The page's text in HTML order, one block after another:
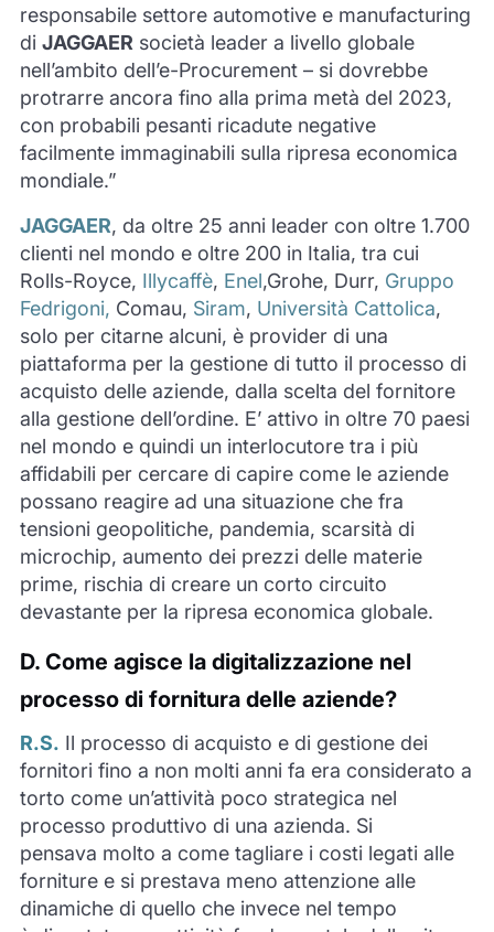
responsabile settore automotive e manufacturing
di JAGGAER società leader a livello globale
nell’ambito dell’e-Procurement – si dovrebbe
protrarre ancora fino alla prima metà del 2023,
con probabili pesanti ricadute negative
facilmente immaginabili sulla ripresa economica
mondiale.”
JAGGAER, da oltre 25 anni leader con oltre 1.700
clienti nel mondo e oltre 200 in Italia, tra cui
Rolls-Royce, Illycaffè, Enel,Grohe, Durr, Gruppo
Fedrigoni, Comau, Siram, Università Cattolica,
solo per citarne alcuni, è provider di una
piattaforma per la gestione di tutto il processo di
acquisto delle aziende, dalla scelta del fornitore
alla gestione dell’ordine. E’ attivo in oltre 70 paesi
nel mondo e quindi un interlocutore tra i più
affidabili per cercare di capire come le aziende
possano reagire ad una situazione che fra
tensioni geopolitiche, pandemia, scarsità di
microchip, aumento dei prezzi delle materie
prime, rischia di creare un corto circuito
devastante per la ripresa economica globale.
D.Come agisce la digitalizzazione nel
processo di fornitura delle aziende?
R.S. Il processo di acquisto e di gestione dei
fornitori fino a non molti anni fa era considerato a
torto come un’attività poco strategica nel
processo produttivo di una azienda. Si
pensava molto a come tagliare i costi legati alle
forniture e si prestava meno attenzione alle
dinamiche di quello che invece nel tempo